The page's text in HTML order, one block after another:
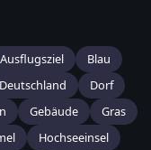
Ausflugsziel
Blau
Deutschland
Dorf
Gebäude
Gras
Hochseeinsel